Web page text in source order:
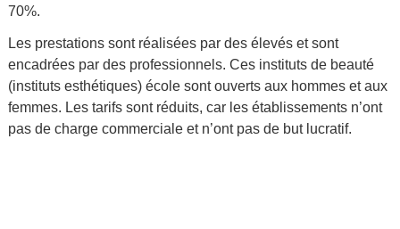
70%.
Les prestations sont réalisées par des élevés et sont
encadrées par des professionnels. Ces instituts de beauté
(instituts esthétiques) école sont ouverts aux hommes et aux
femmes. Les tarifs sont réduits, car les établissements n’ont
pas de charge commerciale et n’ont pas de but lucratif.